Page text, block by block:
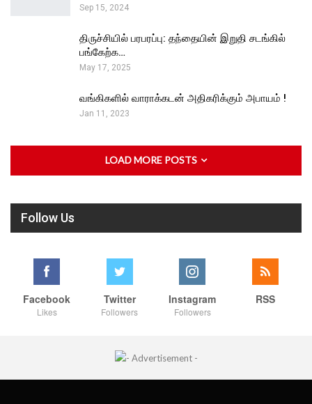
Sep 15, 2024
திருச்சியில் பரபரப்பு: தந்தையின் இறுதி சடங்கில்
பங்கேற்க…
May 17, 2025
வங்கிகளில் வாராக்கடன் அதிகரிக்கும் அபாயம் !
Jan 11, 2023
LOAD MORE POSTS
Follow Us
Facebook
Likes
Twitter
Followers
Instagram
Followers
RSS